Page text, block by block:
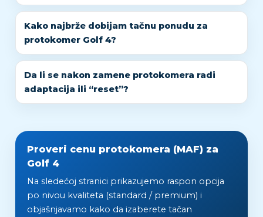
Kako najbrže dobijam tačnu ponudu za
protokomer Golf 4?
Da li se nakon zamene protokomera radi
adaptacija ili “reset”?
Proveri cenu protokomera (MAF) za
Golf 4
Na sledećoj stranici prikazujemo raspon opcija
po nivou kvaliteta (standard / premium) i
objašnjavamo kako da izaberete tačan